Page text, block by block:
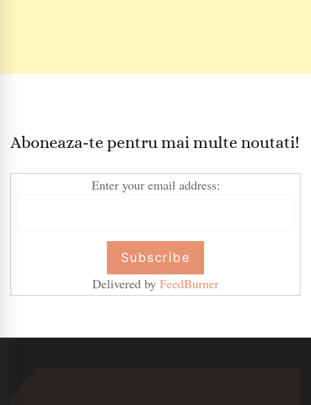
Aboneaza-te pentru mai multe noutati!
Enter your email address:
Delivered by FeedBurner